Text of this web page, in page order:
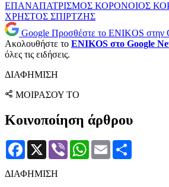
ΕΠΑΝΑΠΑΤΡΙΣΜΟΣ ΚΟΡΟΝΟΙΟΣ
ΧΡΗΣΤΟΣ ΣΠΙΡΤΖΗΣ
Google Προσθέστε το ENIKOS στην
Ακολουθήστε το ENIKOS στο Google
όλες τις ειδήσεις.
ΔΙΑΦΗΜΙΣΗ
ΜΟΙΡΑΣΟΥ ΤΟ
Κοινοποίηση άρθρου
Facebook
X Viber WhatsApp
Email
ΔΙΑΦΗΜΙΣΗ